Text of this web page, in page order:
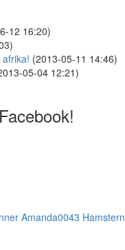
12 16:20)
(2013-05-11 14:46)
05-04 12:21)
Amanda0043 Hamstern